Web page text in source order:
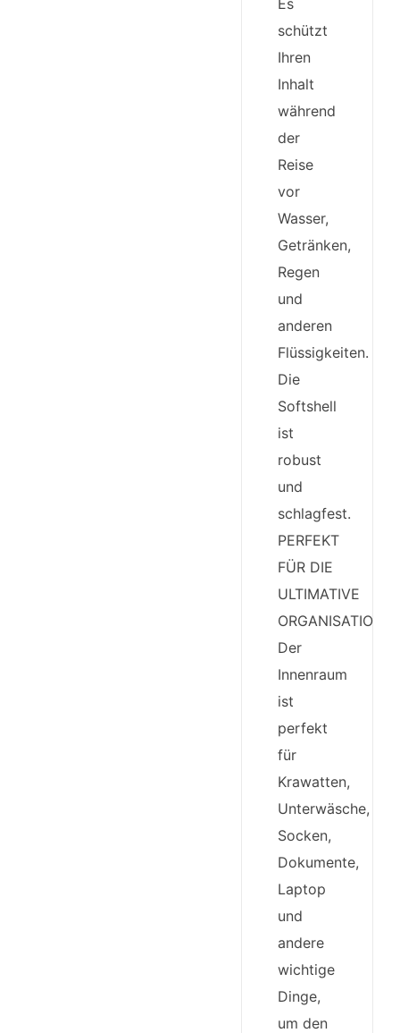
Es
schützt
Ihren
Inhalt
während
der
Reise
vor
Wasser,
Getränken,
Regen
und
anderen
Flüssigkeiten.
Die
Softshell
ist
robust
und
schlagfest.
PERFEKT
FÜR DIE
ULTIMATIVE
ORGANISATION:
Der
Innenraum
ist
perfekt
für
Krawatten,
Unterwäsche,
Socken,
Dokumente,
Laptop
und
andere
wichtige
Dinge,
um den